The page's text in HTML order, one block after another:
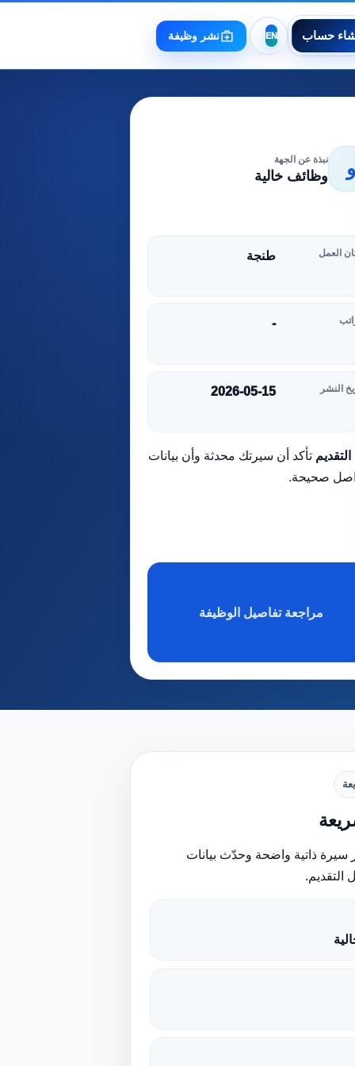
حساب نشر وظيفة
و نبذة عن الجهة
وظائف خالية
العمل طنجة
-
النشر 2026-05-15
تأكد أن سيرتك محدثة وأن بيانات
صحيحة.
مراجعة تفاصيل الوظيفة
سيرة ذاتية واضحة وحدّث بيانات
التقديم.